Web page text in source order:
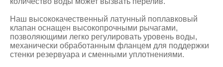
Наш высококачественный латунный поплавковый
клапан оснащен высокопрочными рычагами,
позволяющими легко регулировать уровень воды,
механически обработанным фланцем для поддержки
стенки резервуара и сменными уплотнениями.